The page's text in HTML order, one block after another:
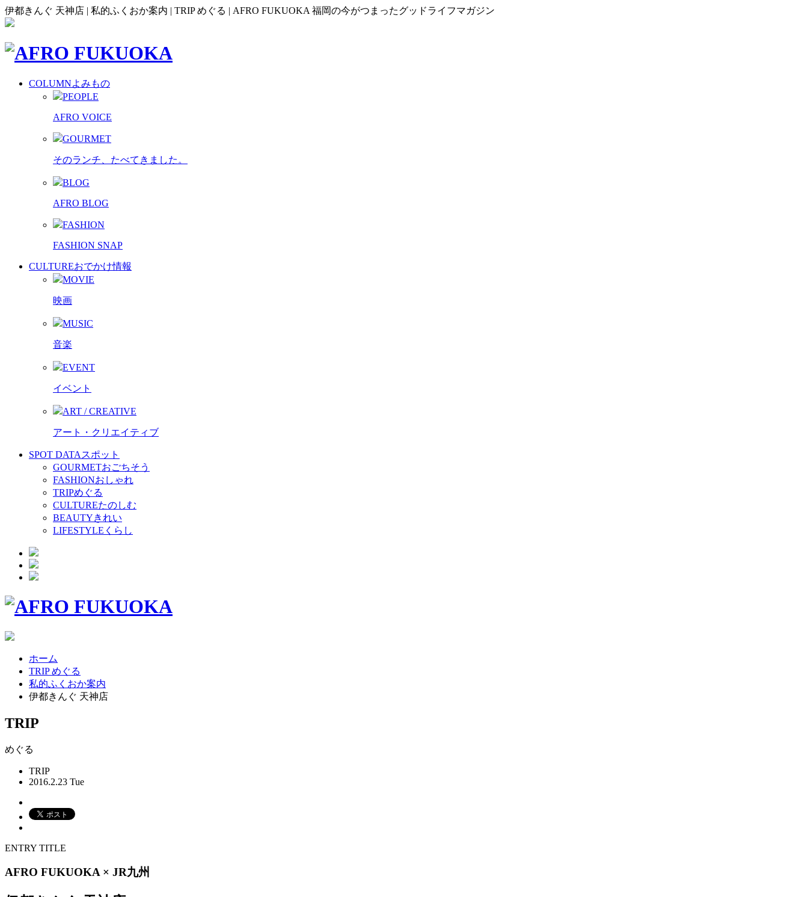
伊都きんぐ 天神店 | 私的ふくおか案内 | TRIP めぐる | AFRO FUKUOKA 福岡の今がつまったグッドライフマガジン
COLUMNよみもの
PEOPLE
AFRO VOICE
GOURMET
そのランチ、たべてきました。
BLOG
AFRO BLOG
FASHION
FASHION SNAP
CULTUREおでかけ情報
MOVIE
映画
MUSIC
音楽
EVENT
イベント
ART / CREATIVE
アート・クリエイティブ
SPOT DATA スポット
GOURMETおごちそう
FASHIONおしゃれ
TRIPめぐる
CULTUREたのしむ
BEAUTYきれい
LIFESTYLE くらし
ホーム
TRIP めぐる
私的ふくおか案内
伊都きんぐ 天神店
TRIP
めぐる
TRIP
2016.2.23 Tue
ENTRY TITLE
AFRO FUKUOKA × JR九州